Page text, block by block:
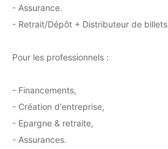
- Assurance.
- Retrait/Dépôt + Distributeur de billets
Pour les professionnels :
- Financements,
- Création d'entreprise,
- Epargne & retraite,
- Assurances.